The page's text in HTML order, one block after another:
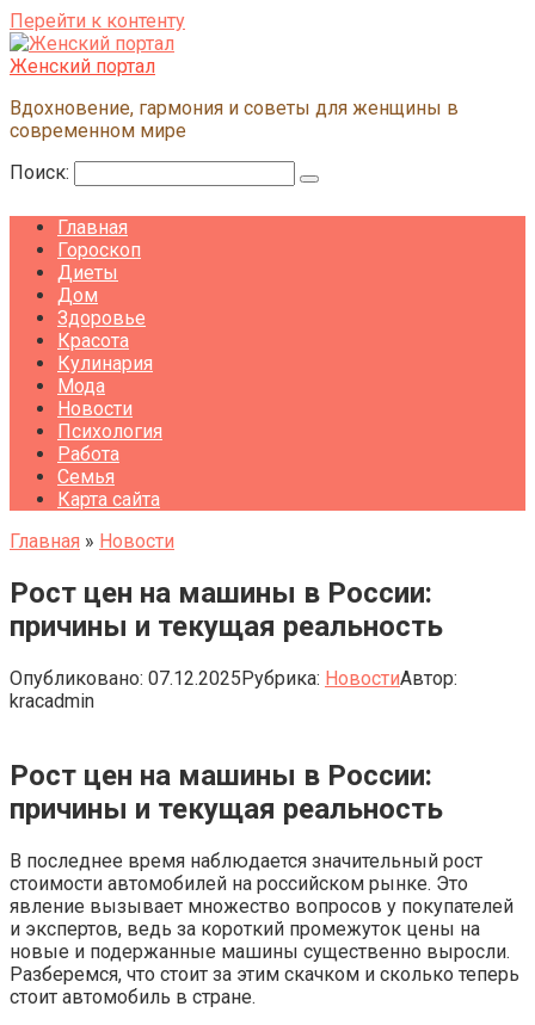
Перейти к контенту
Женский портал
Вдохновение, гармония и советы для женщины в
современном мире
Поиск:
Главная
Гороскоп
Диеты
Дом
Здоровье
Красота
Кулинария
Мода
Новости
Психология
Работа
Семья
Карта сайта
Главная » Новости
Рост цен на машины в России:
причины и текущая реальность
Опубликовано: 07.12.2025Рубрика: НовостиАвтор:
kracadmin
Рост цен на машины в России:
причины и текущая реальность
В последнее время наблюдается значительный рост
стоимости автомобилей на российском рынке. Это
явление вызывает множество вопросов у покупателей
и экспертов, ведь за короткий промежуток цены на
новые и подержанные машины существенно выросли.
Разберемся, что стоит за этим скачком и сколько теперь
стоит автомобиль в стране.